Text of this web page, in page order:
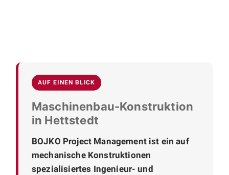
AUF EINEN BLICK
Maschinenbau-Konstruktion
in Hettstedt
BOJKO Project Management ist ein auf
mechanische Konstruktionen
spezialisiertes Ingenieur- und